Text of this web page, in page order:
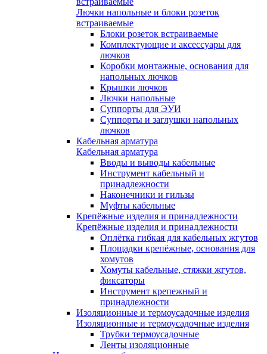
Лючки напольные и блоки розеток
встраиваемые
Блоки розеток встраиваемые
Комплектующие и аксессуары для
лючков
Коробки монтажные, основания для
напольных лючков
Крышки лючков
Лючки напольные
Суппорты для ЭУИ
Суппорты и заглушки напольных
лючков
Кабельная арматура
Кабельная арматура
Вводы и выводы кабельные
Инструмент кабельный и
принадлежности
Наконечники и гильзы
Муфты кабельные
Крепёжные изделия и принадлежности
Крепёжные изделия и принадлежности
Оплётка гибкая для кабельных жгутов
Площадки крепёжные, основания для
хомутов
Хомуты кабельные, стяжки жгутов,
фиксаторы
Инструмент крепежный и
принадлежности
Изоляционные и термоусадочные изделия
Изоляционные и термоусадочные изделия
Трубки термоусадочные
Ленты изоляционные